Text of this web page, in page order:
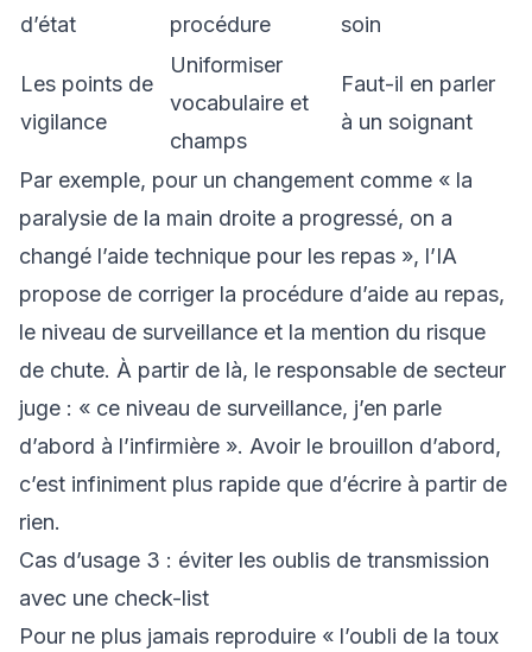
d’état
procédure
soin
Les points de
vigilance
Uniformiser
vocabulaire et
champs
Faut-il en parler
à un soignant
Par exemple, pour un changement comme « la
paralysie de la main droite a progressé, on a
changé l’aide technique pour les repas », l’IA
propose de corriger la procédure d’aide au repas,
le niveau de surveillance et la mention du risque
de chute. À partir de là, le responsable de secteur
juge : « ce niveau de surveillance, j’en parle
d’abord à l’infirmière ». Avoir le brouillon d’abord,
c’est infiniment plus rapide que d’écrire à partir de
rien.
Cas d’usage 3 : éviter les oublis de transmission
avec une check-list
Pour ne plus jamais reproduire « l’oubli de la toux